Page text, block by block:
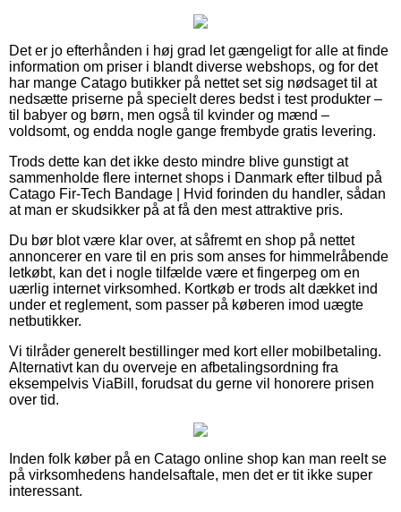
Det er jo efterhånden i høj grad let gængeligt for alle at finde
information om priser i blandt diverse webshops, og for det
har mange Catago butikker på nettet set sig nødsaget til at
nedsætte priserne på specielt deres bedst i test produkter –
til babyer og børn, men også til kvinder og mænd –
voldsomt, og endda nogle gange frembyde gratis levering.
Trods dette kan det ikke desto mindre blive gunstigt at
sammenholde flere internet shops i Danmark efter tilbud på
Catago Fir-Tech Bandage | Hvid forinden du handler, sådan
at man er skudsikker på at få den mest attraktive pris.
Du bør blot være klar over, at såfremt en shop på nettet
annoncerer en vare til en pris som anses for himmelråbende
letkøbt, kan det i nogle tilfælde være et fingerpeg om en
uærlig internet virksomhed. Kortkøb er trods alt dækket ind
under et reglement, som passer på køberen imod uægte
netbutikker.
Vi tilråder generelt bestillinger med kort eller mobilbetaling.
Alternativt kan du overveje en afbetalingsordning fra
eksempelvis ViaBill, forudsat du gerne vil honorere prisen
over tid.
Inden folk køber på en Catago online shop kan man reelt se
på virksomhedens handelsaftale, men det er tit ikke super
interessant.